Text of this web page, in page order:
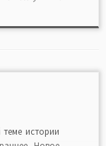
истории